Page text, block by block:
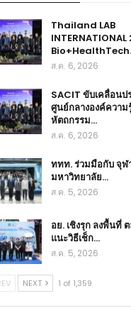
Thailand LAB
ส.ค. 6, 2026
SACIT ขับเคลื่อนป
ศูนย์กลางองค์ความ
หัตถกรรม…
ส.ค. 6, 2026
ททท. ร่วมมือกับ จุฬ
มหาวิทยาลัย…
ส.ค. 5, 2026
อย. เชิงรุก ลงพื้นที่
แนะวิธีเช็ก…
ส.ค. 5, 2026
NEXT 1 of 1,359